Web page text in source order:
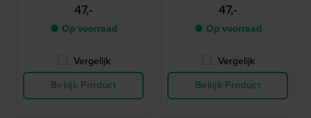
47,-
● Op voorraad
Vergelijk
Bekijk Product
47,-
● Op voorraad
Vergelijk
Bekijk Product